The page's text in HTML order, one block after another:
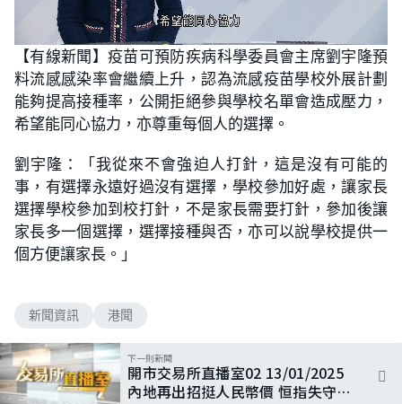
U
n
m
t
e
L
o
a
d
e
d
:
5
6
.
%
【有線新聞】疫苗可預防疾病科學委員會主席劉宇隆預
料流感感染率會繼續上升，認為流感疫苗學校外展計劃
能夠提高接種率，公開拒絕參與學校名單會造成壓力，
希望能同心協力，亦尊重每個人的選擇。
劉宇隆：「我從來不會強迫人打針，這是沒有可能的
事，有選擇永遠好過沒有選擇，學校參加好處，讓家長
選擇學校參加到校打針，不是家長需要打針，參加後讓
家長多一個選擇，選擇接種與否，亦可以說學校提供一
個方便讓家長。」
新聞資訊 港聞
下一則新聞
開市交易所直播室02 13/01/2025
內地再出招挺人民幣價 恒指失守萬